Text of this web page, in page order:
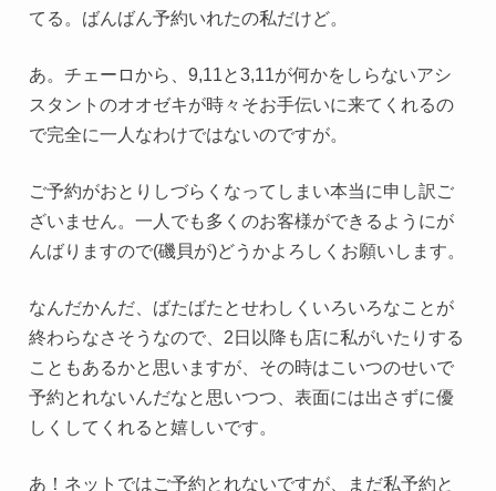
てる。ばんばん予約いれたの私だけど。
あ。チェーロから、9,11と3,11が何かをしらないアシ
スタントのオオゼキが時々そお手伝いに来てくれるの
で完全に一人なわけではないのですが。
ご予約がおとりしづらくなってしまい本当に申し訳ご
ざいません。一人でも多くのお客様ができるようにが
んばりますので(磯貝が)どうかよろしくお願いします。
なんだかんだ、ばたばたとせわしくいろいろなことが
終わらなさそうなので、2日以降も店に私がいたりする
こともあるかと思いますが、その時はこいつのせいで
予約とれないんだなと思いつつ、表面には出さずに優
しくしてくれると嬉しいです。
あ！ネットではご予約とれないですが、まだ私予約と